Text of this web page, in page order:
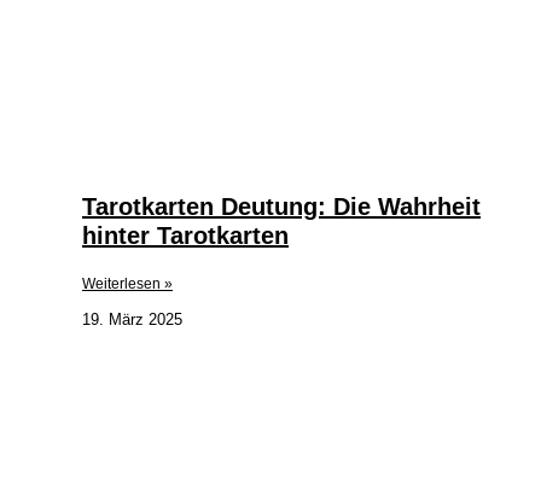
Tarotkarten Deutung: Die Wahrheit
hinter Tarotkarten
Weiterlesen »
19. März 2025